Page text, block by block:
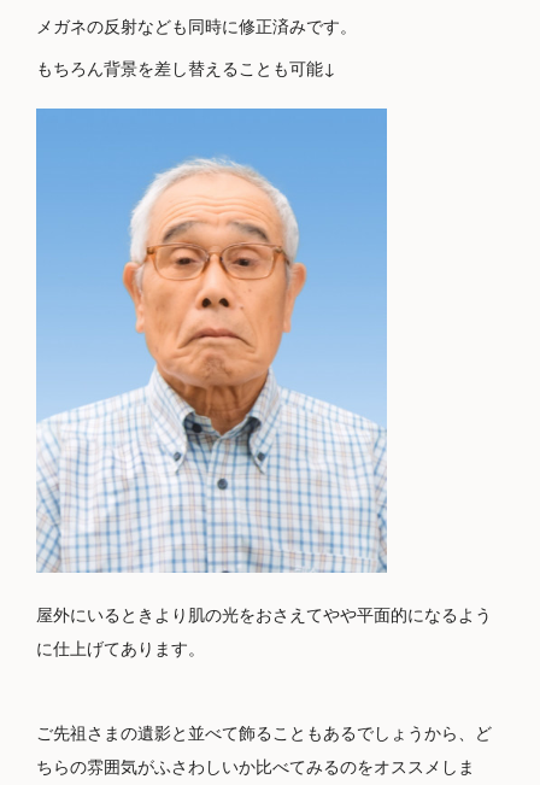
メガネの反射なども同時に修正済みです。
もちろん背景を差し替えることも可能↓
屋外にいるときより肌の光をおさえてやや平面的になるよう
に仕上げてあります。
ご先祖さまの遺影と並べて飾ることもあるでしょうから、ど
ちらの雰囲気がふさわしいか比べてみるのをオススメしま